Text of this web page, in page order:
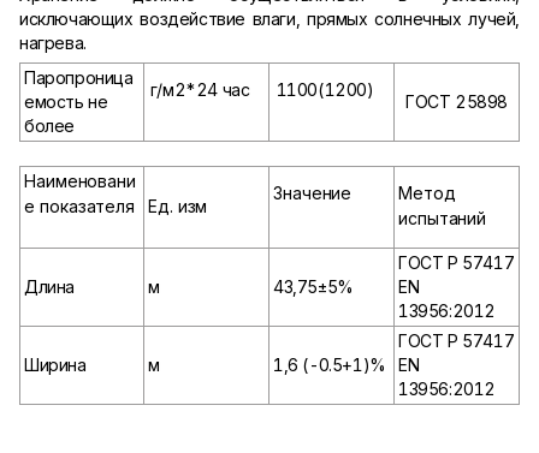
исключающих воздействие влаги, прямых солнечных лучей,
нагрева.
Паропроница
емость не
более
г/м2*24 час 1100(1200)
ГОСТ 25898
Наименовани
е показателя
Ед. изм
Значение
Метод
испытаний
Длина м 43,75±5%
ГОСТ Р 57417
EN
13956:2012
Ширина м 1,6 (-0.5+1)%
ГОСТ Р 57417
EN
13956:2012